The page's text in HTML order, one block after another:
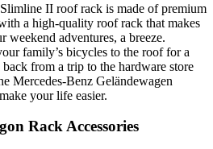
II roof rack is made of premium
a high-quality roof rack that makes
weekend adventures, a breeze.
family’s bicycles to the roof for a
from a trip to the hardware store
Mercedes-Benz Geländewagen
your life easier.
Rack Accessories